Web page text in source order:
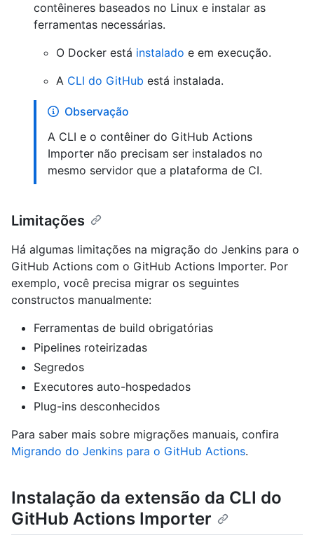
contêineres baseados no Linux e instalar as
ferramentas necessárias.
O Docker está instalado e em execução.
A CLI do GitHub está instalada.
Observação
A CLI e o contêiner do GitHub Actions
Importer não precisam ser instalados no
mesmo servidor que a plataforma de CI.
Limitações
Há algumas limitações na migração do Jenkins para o
GitHub Actions com o GitHub Actions Importer. Por
exemplo, você precisa migrar os seguintes
constructos manualmente:
Ferramentas de build obrigatórias
Pipelines roteirizadas
Segredos
Executores auto-hospedados
Plug-ins desconhecidos
Para saber mais sobre migrações manuais, confira
Migrando do Jenkins para o GitHub Actions.
Instalação da extensão da CLI do
GitHub Actions Importer